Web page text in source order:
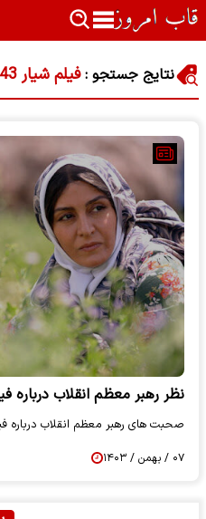
نتایج جستجو :فیلم شیار 143
نظر رهبر معظم انقلاب درباره
صحبت های رهبر معظم انقلاب درباره فیلم
۰۷ / بهمن / ۱۴۰۳